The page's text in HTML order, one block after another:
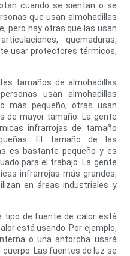
cuando se sientan o se
que usan almohadillas
pero hay otras que las usan
quemaduras,
usar protectores térmicos,
tamaños de almohadillas
usan almohadillas
más pequeño, otras usan
de mayor tamaño. La gente
infrarrojas de tamaño
El tamaño de las
es bastante pequeño y es
para el trabajo. La gente
infrarrojas más grandes,
en áreas industriales y
tipo de fuente de calor está
está usando. Por ejemplo,
o una antorcha usará
Las fuentes de luz se